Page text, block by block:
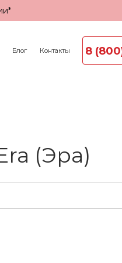
Блог Контакты 8
(Эра)